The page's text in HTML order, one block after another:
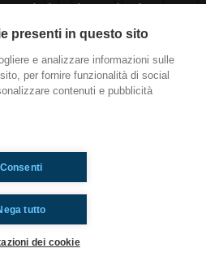
infanzia... e voi ne
in tanti!
presenti in questo sito
e analizzare informazioni sulle
per fornire funzionalità di social
contenuti e pubblicità
tutto
Consenti
dei cookie